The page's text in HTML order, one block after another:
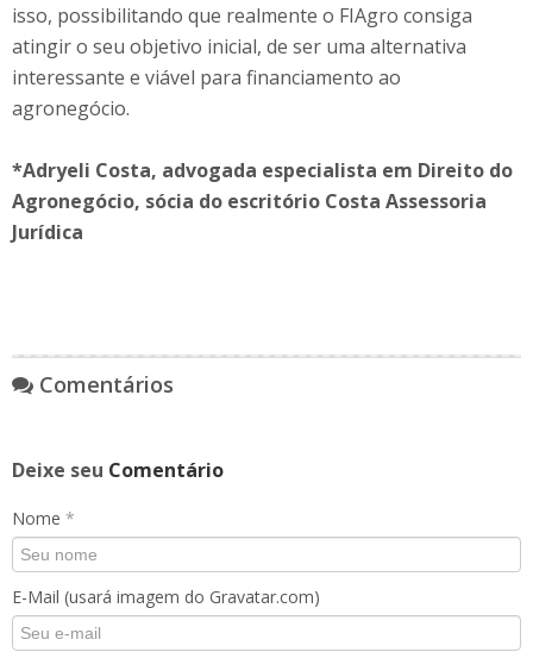
isso, possibilitando que realmente o FIAgro consiga
atingir o seu objetivo inicial, de ser uma alternativa
interessante e viável para financiamento ao
agronegócio.
*Adryeli Costa, advogada especialista em Direito do
Agronegócio, sócia do escritório Costa Assessoria
Jurídica
Comentários
Deixe seu Comentário
Nome *
E-Mail (usará imagem do Gravatar.com)